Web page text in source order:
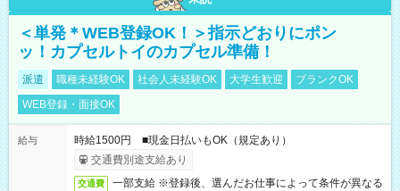
＜単発＊WEB登録OK！＞指示どおりにポン
ッ！カプセルトイのカプセル準備！
派遣 職種未経験OK 社会人未経験OK 大学生歓迎
ブランクOK
WEB登録・面接OK
給与
時給1500円 ■現金日払いもOK（規定あり）
交通費別途支給あり
交通費
一部支給 ※登録後、選んだお仕事によって条件が異なる